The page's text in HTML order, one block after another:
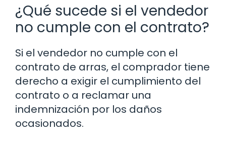
¿Qué sucede si el vendedor
no cumple con el contrato?
Si el vendedor no cumple con el
contrato de arras, el comprador tiene
derecho a exigir el cumplimiento del
contrato o a reclamar una
indemnización por los daños
ocasionados.